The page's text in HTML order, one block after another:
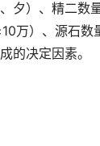
夕）、精二数
万）、源石
的决定因素。